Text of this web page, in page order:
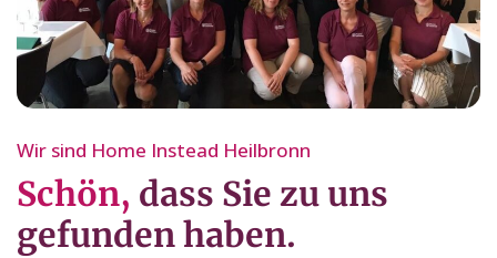
Wir sind Home Instead Heilbronn
Schön, dass Sie zu uns
gefunden haben.